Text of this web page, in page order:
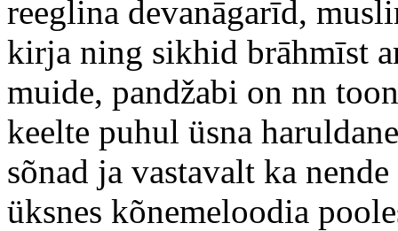
reeglina devanāgarīd,
kirja ning sikhid brāhmīst
muide, pandžabi on nn
keelte puhul üsna
sõnad ja vastavalt ka
üksnes kõnemeloodia